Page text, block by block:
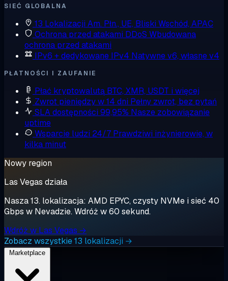
SIEĆ GLOBALNA
13 Lokalizacji Am. Płn., UE, Bliski Wschód, APAC
Ochrona przed atakami DDoS Wbudowana
ochrona przed atakami
IPv6 + dedykowane IPv4 Natywne v6, własne v4
PŁATNOŚCI I ZAUFANIE
Płać kryptowalutą BTC, XMR, USDT i więcej
Zwrot pieniędzy w 14 dni Pełny zwrot, bez pytań
SLA dostępności 99,95% Nasze zobowiązanie
uptime
Wsparcie ludzi 24/7 Prawdziwi inżynierowie, w
kilka minut
Nowy region
Las Vegas działa
Nasza 13. lokalizacja: AMD EPYC, czysty NVMe i sieć 40
Gbps w Nevadzie. Wdróż w 60 sekund.
Wdróż w Las Vegas →
Zobacz wszystkie 13 lokalizacji →